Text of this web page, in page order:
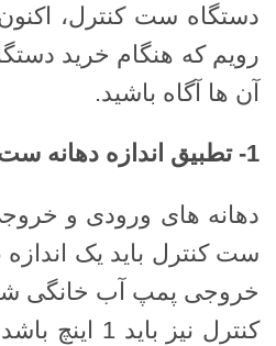
دستگاه ست کنترل،
رویم که هنگام خرید
آن ها آگاه باشید.
1- تطبیق اندازه دهانه
دهانه های ورودی و
ست کنترل باید یک اندازه
کنترل نیز